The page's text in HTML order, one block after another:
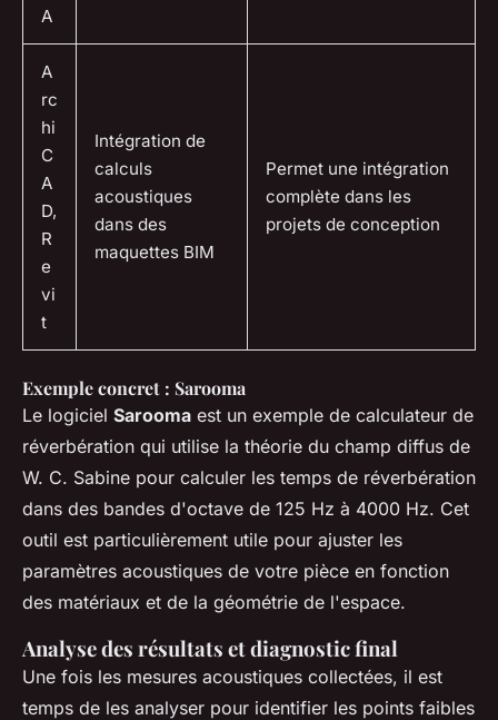
A
A
rc
hi
C
A
D,
R
e
vi
t
Intégration de
calculs
acoustiques
dans des
maquettes BIM
Permet une intégration
complète dans les
projets de conception
Exemple concret : Sarooma
Le logiciel Sarooma est un exemple de calculateur de
réverbération qui utilise la théorie du champ diffus de
W. C. Sabine pour calculer les temps de réverbération
dans des bandes d'octave de 125 Hz à 4000 Hz. Cet
outil est particulièrement utile pour ajuster les
paramètres acoustiques de votre pièce en fonction
des matériaux et de la géométrie de l'espace.
Analyse des résultats et diagnostic final
Une fois les mesures acoustiques collectées, il est
temps de les analyser pour identifier les points faibles